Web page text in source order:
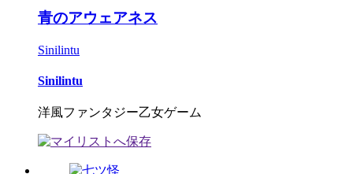
青のアウェアネス
Sinilintu
Sinilintu
洋風ファンタジー乙女ゲーム